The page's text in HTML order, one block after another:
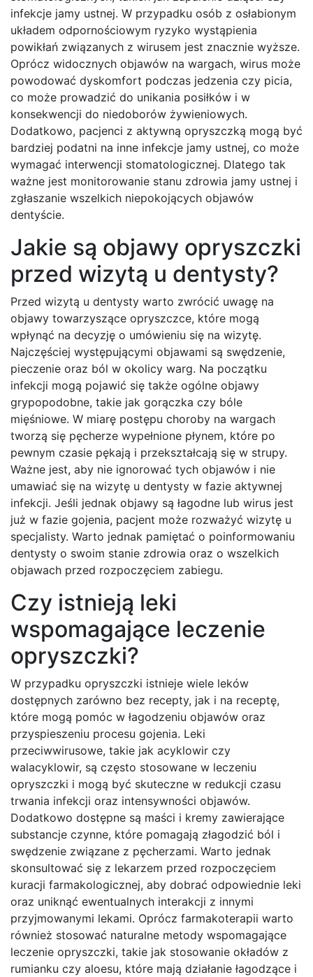
infekcje jamy ustnej. W przypadku osób z osłabionym
układem odpornościowym ryzyko wystąpienia
powikłań związanych z wirusem jest znacznie wyższe.
Oprócz widocznych objawów na wargach, wirus może
powodować dyskomfort podczas jedzenia czy picia,
co może prowadzić do unikania posiłków i w
konsekwencji do niedoborów żywieniowych.
Dodatkowo, pacjenci z aktywną opryszczką mogą być
bardziej podatni na inne infekcje jamy ustnej, co może
wymagać interwencji stomatologicznej. Dlatego tak
ważne jest monitorowanie stanu zdrowia jamy ustnej i
zgłaszanie wszelkich niepokojących objawów
dentyście.
Jakie są objawy opryszczki
przed wizytą u dentysty?
Przed wizytą u dentysty warto zwrócić uwagę na
objawy towarzyszące opryszczce, które mogą
wpłynąć na decyzję o umówieniu się na wizytę.
Najczęściej występującymi objawami są swędzenie,
pieczenie oraz ból w okolicy warg. Na początku
infekcji mogą pojawić się także ogólne objawy
grypopodobne, takie jak gorączka czy bóle
mięśniowe. W miarę postępu choroby na wargach
tworzą się pęcherze wypełnione płynem, które po
pewnym czasie pękają i przekształcają się w strupy.
Ważne jest, aby nie ignorować tych objawów i nie
umawiać się na wizytę u dentysty w fazie aktywnej
infekcji. Jeśli jednak objawy są łagodne lub wirus jest
już w fazie gojenia, pacjent może rozważyć wizytę u
specjalisty. Warto jednak pamiętać o poinformowaniu
dentysty o swoim stanie zdrowia oraz o wszelkich
objawach przed rozpoczęciem zabiegu.
Czy istnieją leki
wspomagające leczenie
opryszczki?
W przypadku opryszczki istnieje wiele leków
dostępnych zarówno bez recepty, jak i na receptę,
które mogą pomóc w łagodzeniu objawów oraz
przyspieszeniu procesu gojenia. Leki
przeciwwirusowe, takie jak acyklowir czy
walacyklowir, są często stosowane w leczeniu
opryszczki i mogą być skuteczne w redukcji czasu
trwania infekcji oraz intensywności objawów.
Dodatkowo dostępne są maści i kremy zawierające
substancje czynne, które pomagają złagodzić ból i
swędzenie związane z pęcherzami. Warto jednak
skonsultować się z lekarzem przed rozpoczęciem
kuracji farmakologicznej, aby dobrać odpowiednie leki
oraz uniknąć ewentualnych interakcji z innymi
przyjmowanymi lekami. Oprócz farmakoterapii warto
również stosować naturalne metody wspomagające
leczenie opryszczki, takie jak stosowanie okładów z
rumianku czy aloesu, które mają działanie łagodzące i